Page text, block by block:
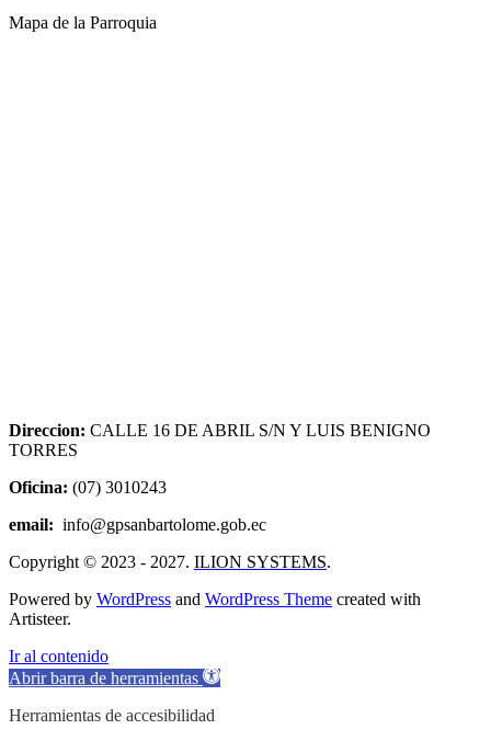
Mapa de la Parroquia
Direccion: CALLE 16 DE ABRIL S/N Y LUIS BENIGNO
TORRES
Oficina: (07) 3010243
email: info@gpsanbartolome.gob.ec
Copyright © 2023 - 2027. ILION SYSTEMS.
Powered by WordPress and WordPress Theme created with
Artisteer.
Ir al contenido
Abrir barra de herramientas
Herramientas de accesibilidad